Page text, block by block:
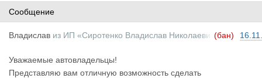
Сообщение
Владислав из ИП «Сиротенко Владислав Николаеви (бан)
Уважаемые автовладельцы!
Представляю вам отличную возможность сделать